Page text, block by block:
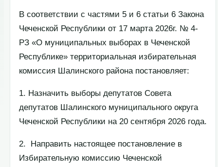
В соответствии с частями 5 и 6 статьи 6 Закона
Чеченской Республики от 17 марта 2026г. № 4-
РЗ «О муниципальных выборах в Чеченской
Республике» территориальная избирательная
комиссия Шалинского района постановляет:
1. Назначить выборы депутатов Совета
депутатов Шалинского муниципального округа
Чеченской Республики на 20 сентября 2026 года.
2. Направить настоящее постановление в
Избирательную комиссию Чеченской